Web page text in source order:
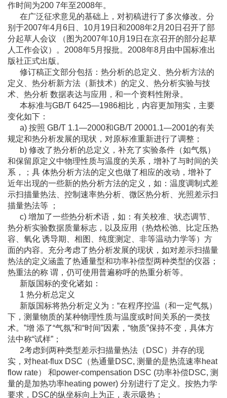
作时间为200 7年至2008年。
在广泛征求意见的基础上，对初稿进行了多次修改。分
别于2007年4月6日、10月19日和2008年2月20日召开了部
分起草人会议 （图为2007年10月19日在京召开的部分起草
人工作会议）。2008年5月报批。2008年8月由中国标准出
版社正式出版。
修订稿正文部分包括：热分析的总定义、热分析方法的
定义、热分析新方法（新技术）的定义、热分析实验与技
术、热分析 数据表达与应用，和一个资料性附录。
本标准与GB/T 6425—1986相比，内容更加翔实，主要
变化如下：
a) 按照 GB/T 1.1—2000和GB/T 20001.1—2001的有关
规定和热分析发展的现状，对原标准重新进行了调整；
b) 修改了热分析的总定义，补充了实验条件（如气氛）
和保留原定义中物理性质与温度的关系，增补了与时间的关
系，；具 体热分析方法的定义也做了相应的改动，增补了
近年出现的一些新的热分析方法的定义，如：温度调制式差
示扫描量热法、控制速率热分析、微区热分析、光照差示扫
描量热法等 ；
c) 增加了一些热分析术语，如：有关校准、状态调节、
热分析实验数据质量标志，以及应用（热焓松弛、比定压热
容、氧化 诱导期、相图、纯度测定、非等温动力学等）方
面的内容。充分考虑了热分析发展的现状，如对差示扫描量
热法的定义涵盖了热通量型和功率补偿型两种类型的仪器；
热重法的称 谓，仍可使用普遍称呼的热重分析等。
新版国标的变化诸如：
1 热分析总定义
新版国标将热分析定义为：“在程序控温（和一定气氛）
下，测量物质的某种物理性质与温度或时间关系的一类技
术。”增 添了“气氛”和“时间”因素，“物质”保持不变，具体方
法中称“试样”；
2考虑到两种类型差示扫描量热法（DSC）并存的现
实，对heat-flux DSC（热通量DSC, 测量的是热流速率heat
flow rate） 和power-compensation DSC (功率补偿DSC, 测
量的是加热功率heating power) 分别进行了定义。按热力学
要求，DSC的纵坐标向上为正，表示吸热；